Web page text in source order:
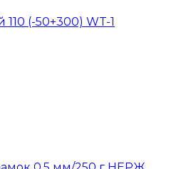
(-50+300) WT-1